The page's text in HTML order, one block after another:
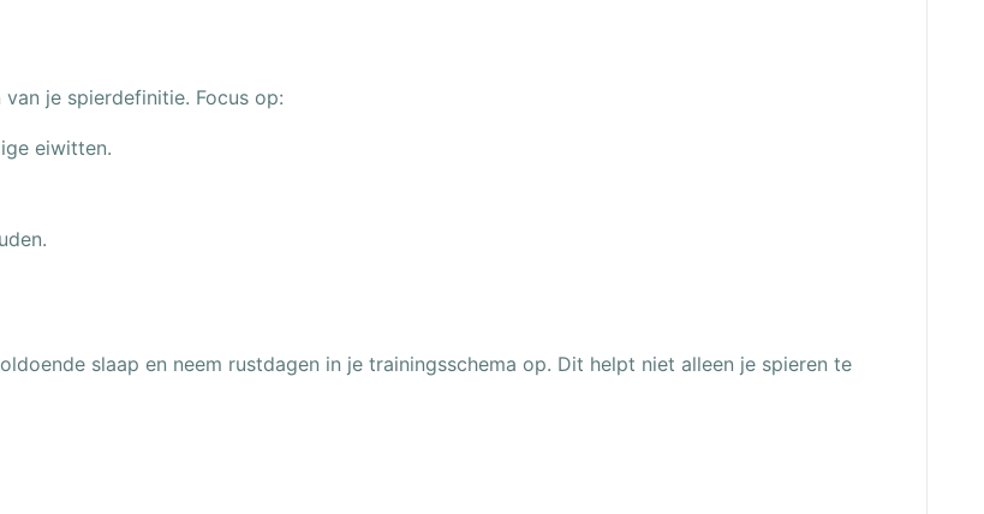
je spierdefinitie. Focus op:
eiwitten.
slaap en neem rustdagen in je trainingsschema op. Dit helpt niet alleen je spieren te